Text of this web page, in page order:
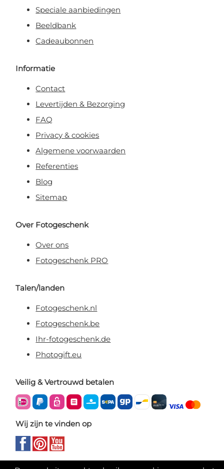
Speciale aanbiedingen
Beeldbank
Cadeaubonnen
Informatie
Contact
Levertijden & Bezorging
FAQ
Privacy & cookies
Algemene voorwaarden
Referenties
Blog
Sitemap
Over Fotogeschenk
Over ons
Fotogeschenk PRO
Talen/landen
Fotogeschenk.nl
Fotogeschenk.be
Ihr-fotogeschenk.de
Photogift.eu
Veilig & Vertrouwd betalen
Wij zijn te vinden op